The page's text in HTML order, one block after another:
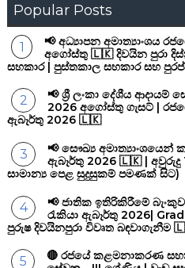
Popular Posts
📢 අධ්‍යාපන අමාත්‍යාංශය
අගෝස්තු 🇱🇰 දිවයින පුරා
සහකාර | පුස්තකාල සහකාර සහ
📢 ශ්‍රී ලංකා දේශීය
2026 අගෝස්තු ගැසට් |
ඇබෑර්තු 2026 🇱🇰
📢 සෞඛ්‍ය අමාත්‍යාංශයෙන්
ඇබෑර්තු 2026 🇱🇰 | අවුරුදු
සාමාන්‍ය පෙළ සුදුසුකම් පමණක් සිට)
📢 ජාතික ඉතිරිකිරීමේ බැංකුව
රැකියා ඇබෑර්තු 2026|
පුරුෂ දිවයිනපුරා විවෘත
🔴 රජයේ කළමනාකරණ